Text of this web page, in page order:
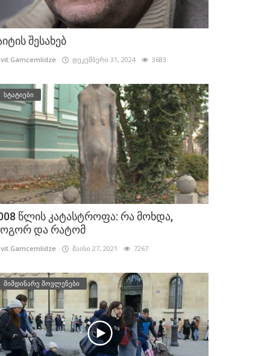
შესახებ
დეკემბერი 31, 2024 3683
სტატიები
წლის კატასტროფა: რა მოხდა,
და რატომ
მაისი 27, 2021 7267
მიმდინარე მოვლენები